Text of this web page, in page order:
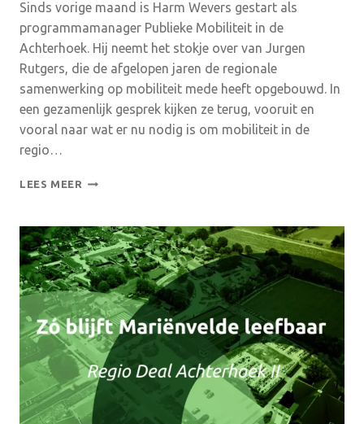
Sinds vorige maand is Harm Wevers gestart als
programmamanager Publieke Mobiliteit in de
Achterhoek. Hij neemt het stokje over van Jurgen
Rutgers, die de afgelopen jaren de regionale
samenwerking op mobiliteit mede heeft opgebouwd. In
een gezamenlijk gesprek kijken ze terug, vooruit en
vooral naar wat er nu nodig is om mobiliteit in de
regio…
LEES MEER HARM
PROGRAMMAMANAGER
PUBLIEKE
MOBILITEIT:
‘DE
BASIS
LIGT
ER.
NU
MOETEN
WE
ZORGEN
DAT